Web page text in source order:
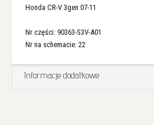
Honda CR-V 3gen 07-11
Nr części: 90363-S3V-A01
Nr na schemacie: 22
Informacje dodatkowe